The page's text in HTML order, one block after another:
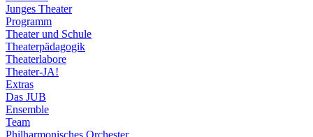
Junges Theater
Programm
Theater und Schule
Theaterpädagogik
Theaterlabore
Theater-JA!
Extras
Das JUB
Ensemble
Team
Philharmonisches Orchester